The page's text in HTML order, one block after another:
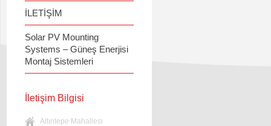
İLETİŞİM
Solar PV Mounting
Systems – Güneş Enerjisi
Montaj Sistemleri
İletişim Bilgisi
Altıntepe Mahallesi